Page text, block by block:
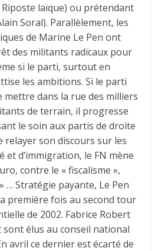
laïque) ou prétendant
Soral). Parallèlement, les
de Marine Le Pen ont
des militants radicaux pour
si le parti, surtout en
les ambitions. Si le parti
mettre dans la rue des milliers
de terrain, il progresse
le soin aux partis de droite
relayer son discours sur les
et d’immigration, le FN mène
contre le « fiscalisme »,
… Stratégie payante, Le Pen
première fois au second tour
de 2002. Fabrice Robert
élus au conseil national
avril ce dernier est écarté de